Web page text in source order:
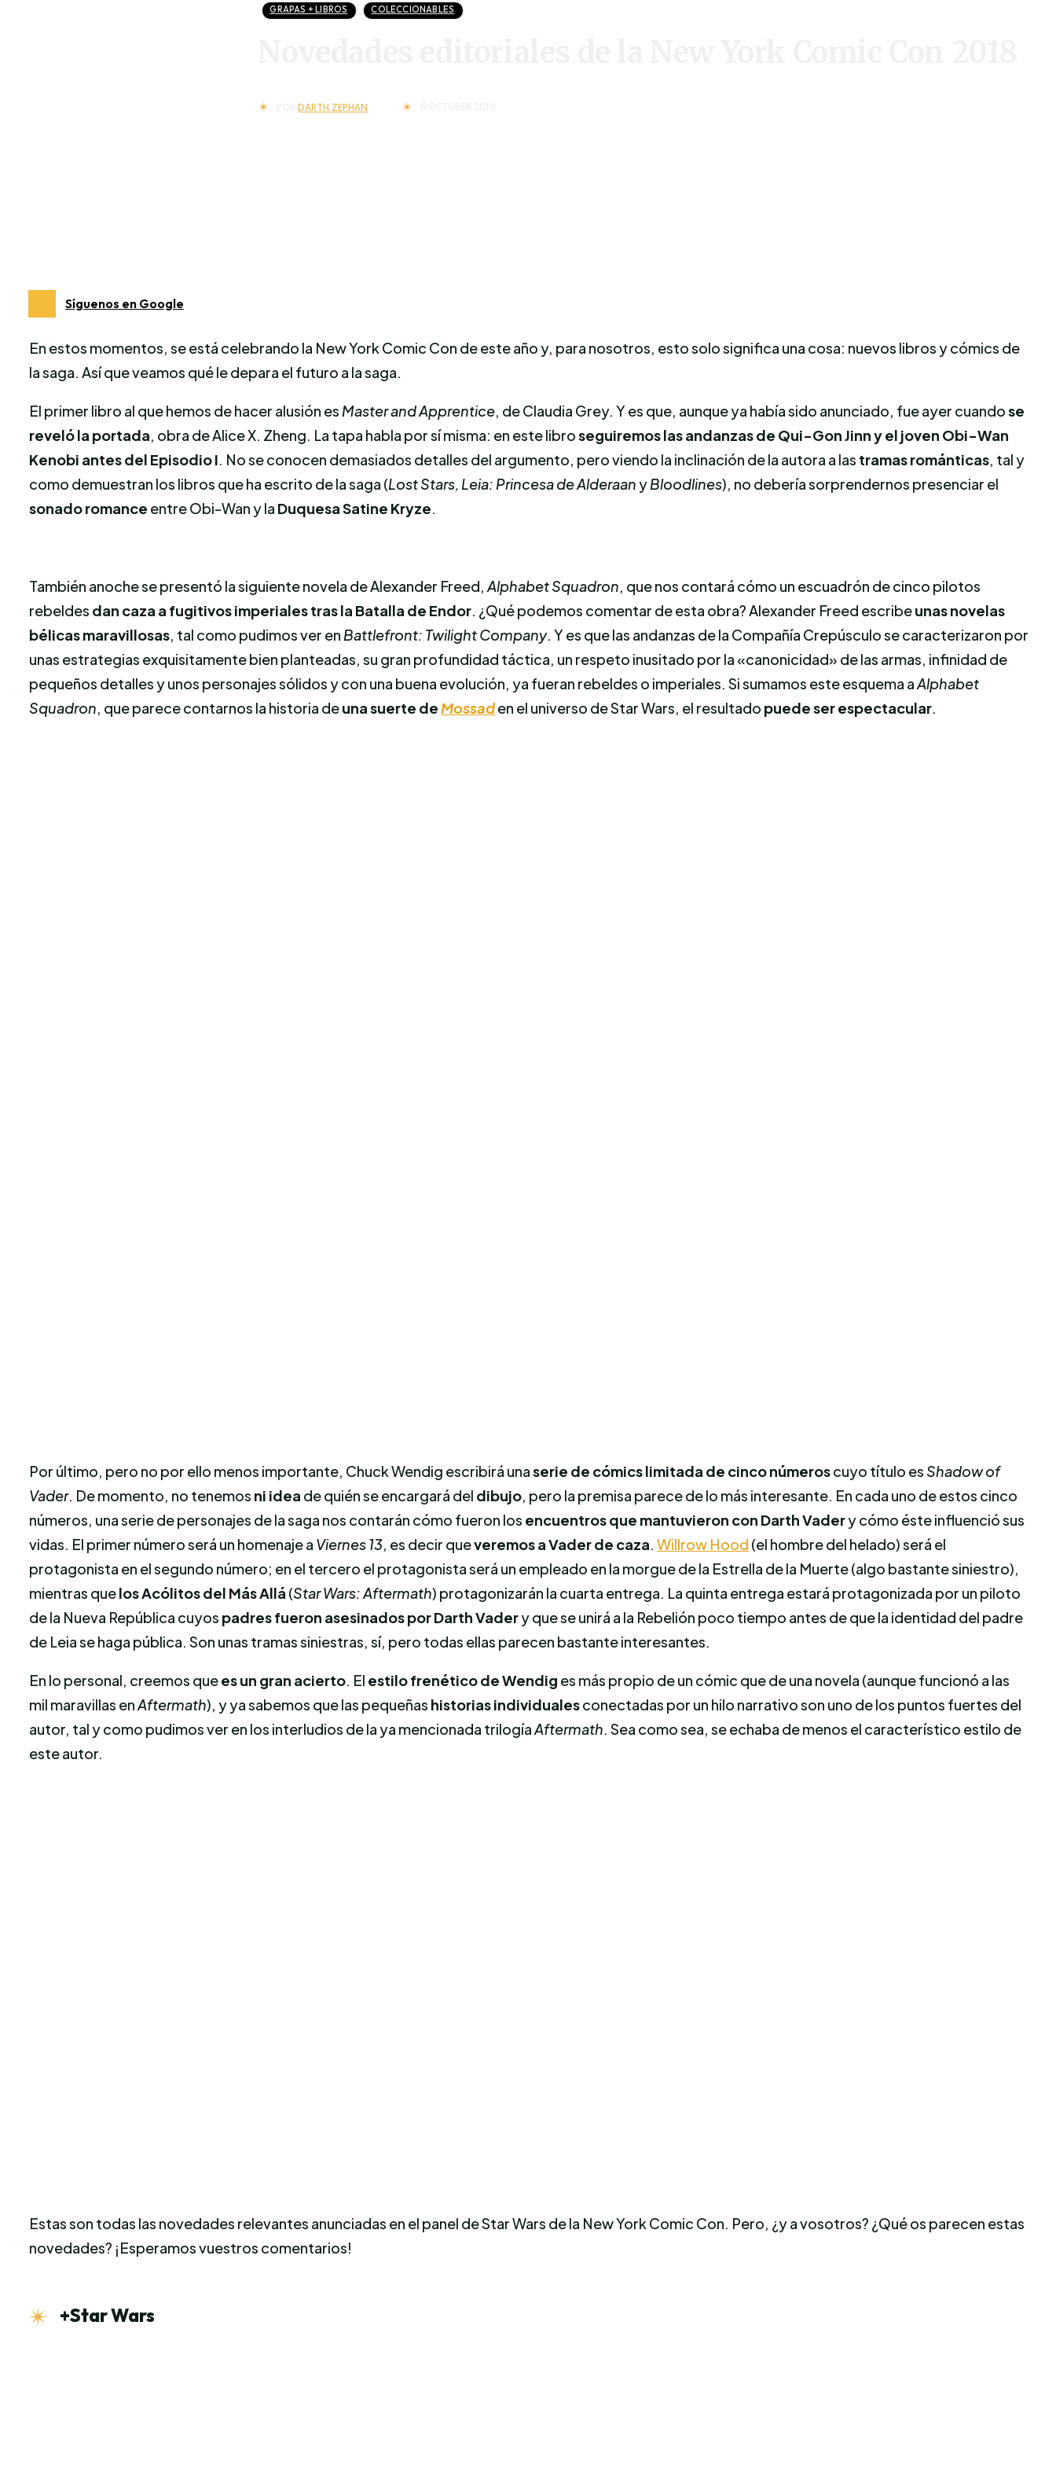
GRAPAS + LIBROS COLECCIONABLES
DARTH ZEPHAN
Síguenos en Google
En estos momentos, se está celebrando la New York Comic Con de este año y, para nosotros, esto solo significa una cosa: nuevos libros y cómics de
la saga. Así que veamos qué le depara el futuro a la saga.
El primer libro al que hemos de hacer alusión es Master and Apprentice, de Claudia Grey. Y es que, aunque ya había sido anunciado, fue ayer cuandose
reveló la portada, obra de Alice X. Zheng. La tapa habla por sí misma: en este libroseguiremos las andanzas de Qui-Gon Jinn y el joven Obi-Wan
Kenobi antes del Episodio I. No se conocen demasiados detalles del argumento, pero viendo la inclinación de la autora a las tramas románticas, tal y
como demuestran los libros que ha escrito de la saga (Lost Stars, Leia: Princesa de AlderaanyBloodlines), no debería sorprendernos presenciar el
sonado romance entre Obi-Wan y la Duquesa Satine Kryze.
También anoche se presentó la siguiente novela de Alexander Freed,Alphabet Squadron, que nos contará cómo un escuadrón de cinco pilotos
rebeldes dan caza a fugitivos imperiales tras la Batalla de Endor. ¿Qué podemos comentar de esta obra? Alexander Freed escribeunas novelas
bélicas maravillosas, tal como pudimos ver en Battlefront: Twilight Company. Y es que las andanzas de la Compañía Crepúsculo se caracterizaron por
unas estrategias exquisitamente bien planteadas, su gran profundidad táctica, un respeto inusitado por la «canonicidad» de las armas, infinidad de
pequeños detalles y unos personajes sólidos y con una buena evolución, ya fueran rebeldes o imperiales. Si sumamos este esquema aAlphabet
Squadron, que parece contarnos la historia deuna suerte deMossaden el universo de Star Wars, el resultado puede ser espectacular.
Por último, pero no por ello menos importante, Chuck Wendig escribirá unaserie de cómics limitada de cinco númeroscuyo título esShadow of
Vader. De momento, no tenemos ni idea de quién se encargará del dibujo, pero la premisa parece de lo más interesante. En cada uno de estos cinco
números, una serie de personajes de la saga nos contarán cómo fueron los encuentros que mantuvieron con Darth Vadery cómo éste influenció sus
vidas. El primer número será un homenaje a Viernes 13, es decir queveremos a Vader de caza.Willrow Hood (el hombre del helado) será el
protagonista en el segundo número; en el tercero el protagonista será un empleado en la morgue de la Estrella de la Muerte (algo bastante siniestro),
mientras quelos Acólitos del Más Allá (Star Wars: Aftermath) protagonizarán la cuarta entrega. La quinta entrega estará protagonizada por un piloto
de la Nueva República cuyos padres fueron asesinados por Darth Vadery que se unirá a la Rebelión poco tiempo antes de que la identidad del padre
de Leia se haga pública. Son unas tramas siniestras, sí, pero todas ellas parecen bastante interesantes.
En lo personal, creemos quees un gran acierto. El estilo frenético de Wendig es más propio de un cómic que de una novela (aunque funcionó a las
mil maravillas enAftermath), y ya sabemos que las pequeñas historias individualesconectadas por un hilo narrativo son uno de los puntos fuertes del
autor, tal y como pudimos ver en los interludios de la ya mencionada trilogíaAftermath. Sea como sea, se echaba de menos el característico estilo de
este autor.
Estas son todas las novedades relevantes anunciadas en el panel de Star Wars de la New York Comic Con. Pero, ¿y a vosotros? ¿Qué os parecen estas
novedades? ¡Esperamos vuestros comentarios!
+Star Wars